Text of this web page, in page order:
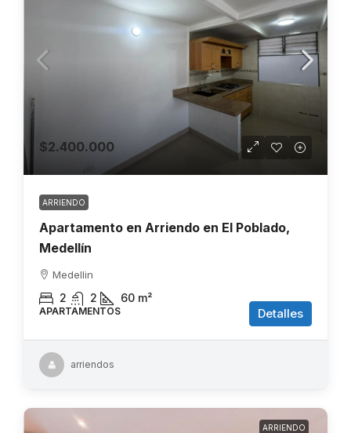
$2.400.000
ARRIENDO
Apartamento en Arriendo en El Poblado,
Medellín
Medellin
2 2 60 m²
APARTAMENTOS Detalles
arriendos
ARRIENDO